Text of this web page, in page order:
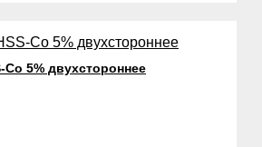
5% двухстороннее